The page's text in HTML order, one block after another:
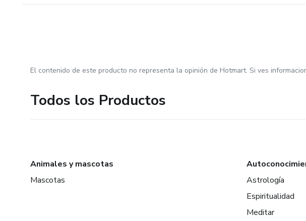
El contenido de este producto no representa la opinión de Hotmart. Si ves
Todos los Productos
Animales y mascotas
Mascotas
Astrología
Espiritualidad
Meditar